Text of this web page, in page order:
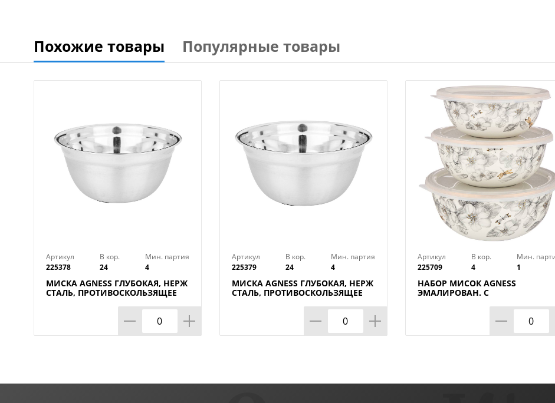
Похожие товары Популярные товары
Артикул
225378
В кор.
24
Мин. партия
4
МИСКА AGNESS ГЛУБОКАЯ, НЕРЖ
СТАЛЬ, ПРОТИВОСКОЛЬЗЯЩЕЕ
Артикул
225379
В кор.
24
Мин. партия
4
МИСКА AGNESS ГЛУБОКАЯ, НЕРЖ
СТАЛЬ, ПРОТИВОСКОЛЬЗЯЩЕЕ
Артикул
225709
В кор.
4
Мин.
1
НАБОР МИСОК AGNESS
ЭМАЛИРОВАН. С
6ПР.14/16/18СМ, 0,6/0,9/1,3Л